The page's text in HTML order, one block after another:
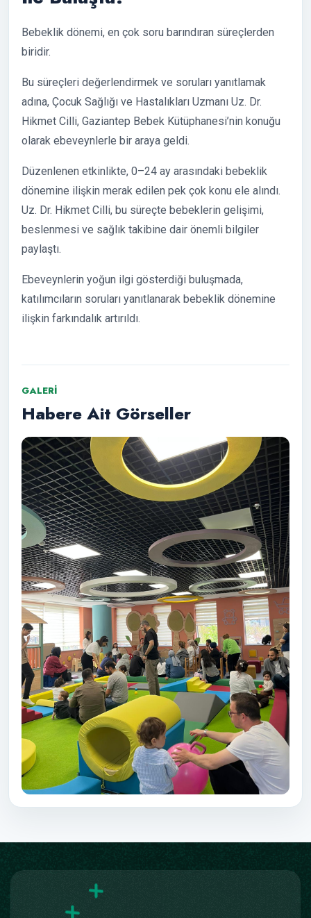
Bebeklik dönemi, en çok soru barındıran süreçlerden
biridir.
Bu süreçleri değerlendirmek ve soruları yanıtlamak
adına, Çocuk Sağlığı ve Hastalıkları Uzmanı Uz. Dr.
Hikmet Cilli, Gaziantep Bebek Kütüphanesi’nin konuğu
olarak ebeveynlerle bir araya geldi.
Düzenlenen etkinlikte, 0–24 ay arasındaki bebeklik
dönemine ilişkin merak edilen pek çok konu ele alındı.
Uz. Dr. Hikmet Cilli, bu süreçte bebeklerin gelişimi,
beslenmesi ve sağlık takibine dair önemli bilgiler
paylaştı.
Ebeveynlerin yoğun ilgi gösterdiği buluşmada,
katılımcıların soruları yanıtlanarak bebeklik dönemine
ilişkin farkındalık artırıldı.
GALERI
Habere Ait Görseller